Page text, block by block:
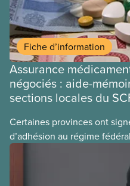
Fiche d’information
Assurance
négociés : aide-
sections locales du
Certaines provinces ont
d’adhésion au régime
médicaments. Les sections
ces provinces s’interrogent
régime pourrait avoir sur